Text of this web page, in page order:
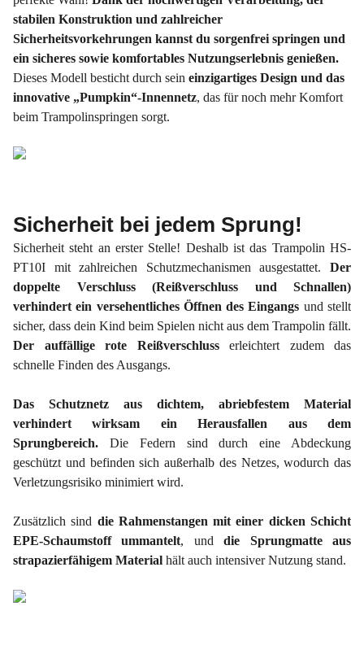
stabilen Konstruktion und zahlreicher
Sicherheitsvorkehrungen kannst du sorgenfrei springen und
ein sicheres sowie komfortables Nutzungserlebnis genießen.
Dieses Modell besticht durch sein einzigartiges Design und das
innovative „Pumpkin“-Innennetz, das für noch mehr Komfort
beim Trampolinspringen sorgt.
Sicherheit bei jedem Sprung!
Sicherheit steht an erster Stelle! Deshalb ist das Trampolin HS-
PT10I mit zahlreichen Schutzmechanismen ausgestattet. Der
doppelte Verschluss (Reißverschluss und Schnallen)
verhindert ein versehentliches Öffnen des Eingangs und stellt
sicher, dass dein Kind beim Spielen nicht aus dem Trampolin fällt.
Der auffällige rote Reißverschluss erleichtert zudem das
schnelle Finden des Ausgangs.
Das Schutznetz aus dichtem, abriebfestem Material
verhindert wirksam ein Herausfallen aus dem
Sprungbereich. Die Federn sind durch eine Abdeckung
geschützt und befinden sich außerhalb des Netzes, wodurch das
Verletzungsrisiko minimiert wird.
Zusätzlich sind die Rahmenstangen mit einer dicken Schicht
EPE-Schaumstoff ummantelt, unddie Sprungmatte aus
strapazierfähigem Material hält auch intensiver Nutzung stand.